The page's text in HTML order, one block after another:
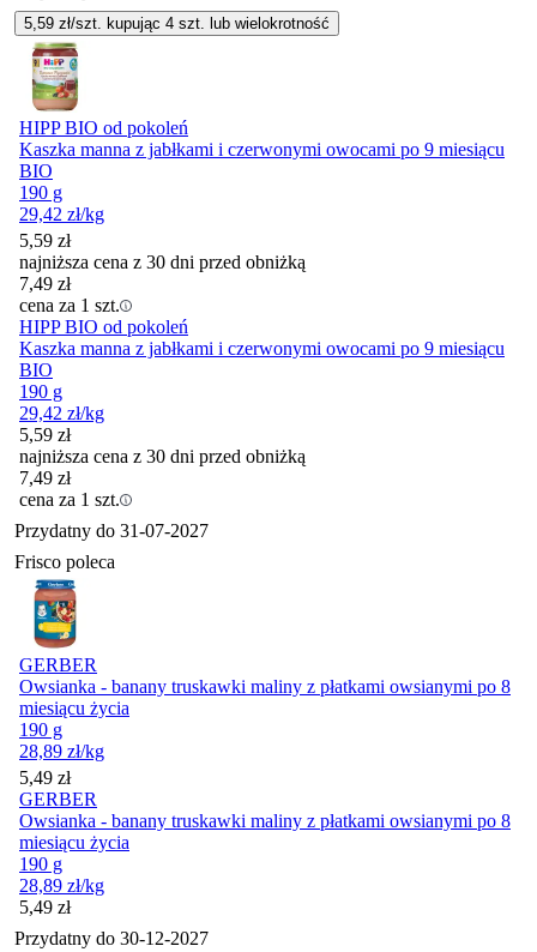
5,59 zł/szt. kupując 4 szt. lub wielokrotność
HIPP BIO od pokoleń
Kaszka manna z jabłkami i czerwonymi owocami po 9 miesiącu
BIO
190 g
29,42 zł/kg
5,59 zł
najniższa cena z 30 dni przed obniżką
7,49 zł
cena za 1 szt.
HIPP BIO od pokoleń
Kaszka manna z jabłkami i czerwonymi owocami po 9 miesiącu
BIO
190 g
29,42 zł/kg
5,59 zł
najniższa cena z 30 dni przed obniżką
7,49 zł
cena za 1 szt.
Przydatny do 31-07-2027
Frisco poleca
GERBER
Owsianka - banany truskawki maliny z płatkami owsianymi po 8
miesiącu życia
190 g
28,89 zł/kg
Cena
5,49 zł
GERBER
Owsianka - banany truskawki maliny z płatkami owsianymi po 8
miesiącu życia
190 g
28,89 zł/kg
Cena
5,49 zł
Przydatny do 30-12-2027